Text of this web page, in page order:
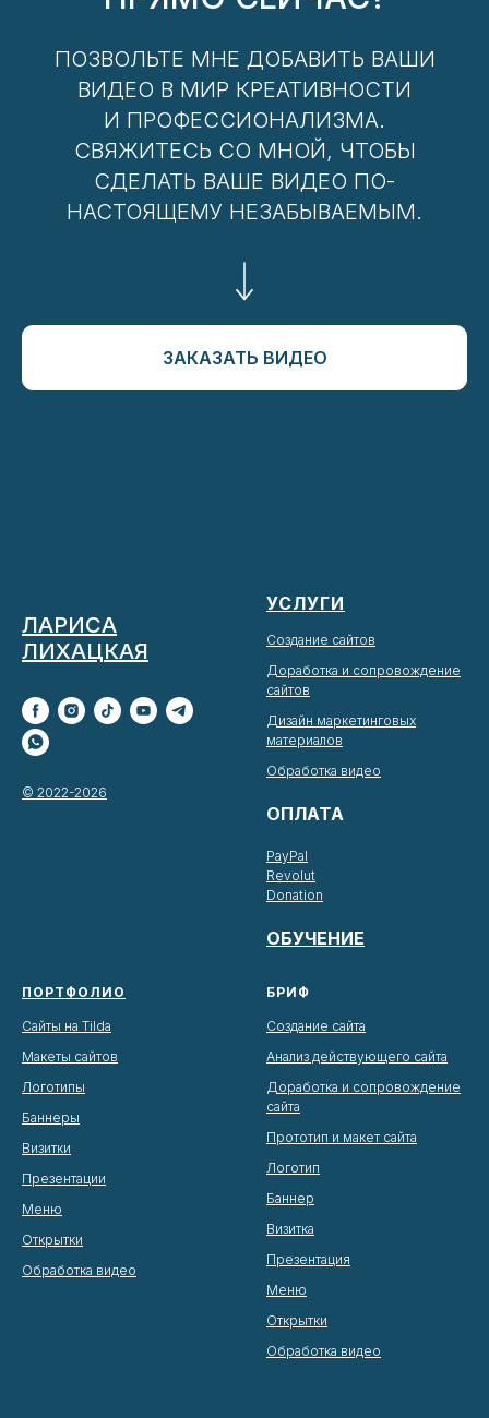
ПОЗВОЛЬТЕ МНЕ ДОБАВИТЬ ВАШИ
ВИДЕО В МИР КРЕАТИВНОСТИ
И ПРОФЕССИОНАЛИЗМА.
СВЯЖИТЕСЬ СО МНОЙ, ЧТОБЫ
СДЕЛАТЬ ВАШЕ ВИДЕО ПО-
НАСТОЯЩЕМУ НЕЗАБЫВАЕМЫМ.
ЗАКАЗАТЬ ВИДЕО
ЛАРИСА
ЛИХАЦКАЯ
© 2022-2026
УСЛУГИ
Создание сайтов
Доработка и сопровождение
сайтов
Дизайн маркетинговых
материалов
Обработка видео
ОПЛАТА
PayPal
Revolut
Donation
ОБУЧЕНИЕ
ПОРТФОЛИО
Сайты на Tilda
Макеты сайтов
Логотипы
Баннеры
Визитки
Презентации
Меню
Открытки
Обработка видео
БРИФ
Создание сайта
Анализ действующего сайта
Доработка и сопровождение
сайта
Прототип и макет сайта
Логотип
Баннер
Визитка
Презентация
Меню
Открытки
Обработка видео